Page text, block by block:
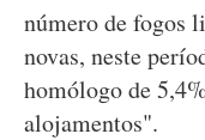
número de fogos
novas, neste
homólogo de
alojamentos".